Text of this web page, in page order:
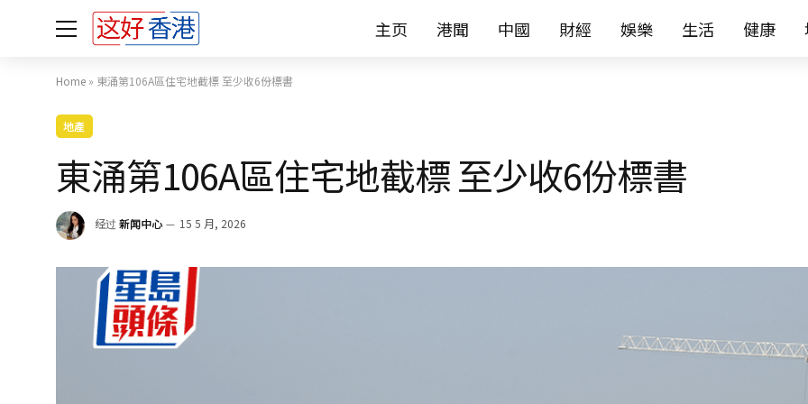
主页 港聞 中國 財經 娛樂 生活 健康
Home » 東涌第106A區住宅地截標 至少收6份標書
地產
東涌第106A區住宅地截標 至少收6份標書
经过 新闻中心 15 5 月, 2026